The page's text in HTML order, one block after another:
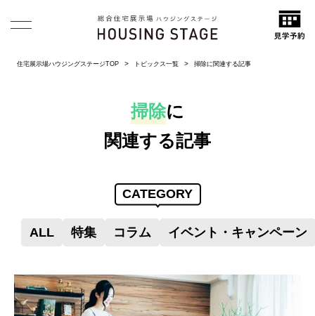
住宅展示場ハウジングステージTOP トピックス一覧 掃除に関連する記事
掃除に
関連する記事
CATEGORY
ALL 特集 コラム イベント・キャンペーン